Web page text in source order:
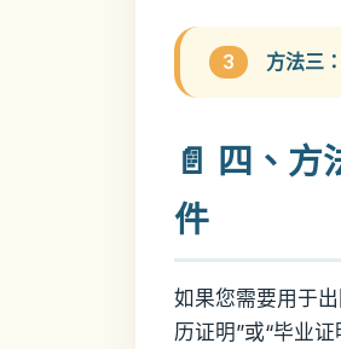
3 方法三
📄 四、
件
如果您需要用于
历证明”或“毕业